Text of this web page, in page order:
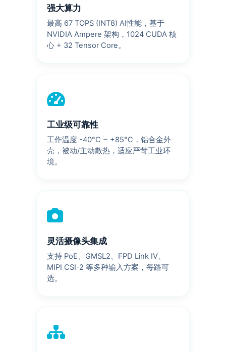
强大算力
最高 67 TOPS (INT8) AI性能，基于
NVIDIA Ampere 架构，1024 CUDA 核
心 + 32 Tensor Core。
工业级可靠性
工作温度 -40°C ~ +85°C，铝合金外
壳，被动/主动散热，适应严苛工业环
境。
灵活摄像头集成
支持 PoE、GMSL2、FPD Link IV、
MIPI CSI-2 等多种输入方案，每路可
选。